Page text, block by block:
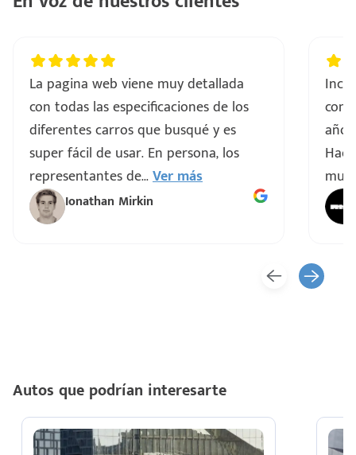
La pagina web viene muy detallada
con todas las especificaciones de los
diferentes carros que busqué y es
super fácil de usar. En persona, los
representantes de...Ver más
Ionathan Mirkin
muy
Autos que podrían interesarte